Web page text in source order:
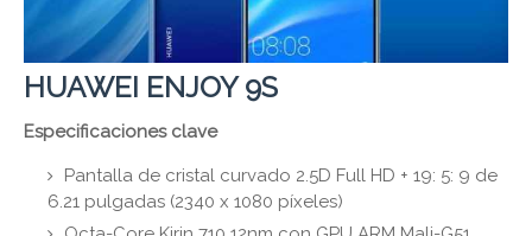
HUAWEI ENJOY 9S
Especificaciones clave
Pantalla de cristal curvado 2.5D Full HD + 19: 5: 9 de
6.21 pulgadas (2340 x 1080 píxeles)